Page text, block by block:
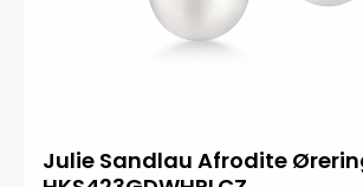
Julie Sandlau Afrodite